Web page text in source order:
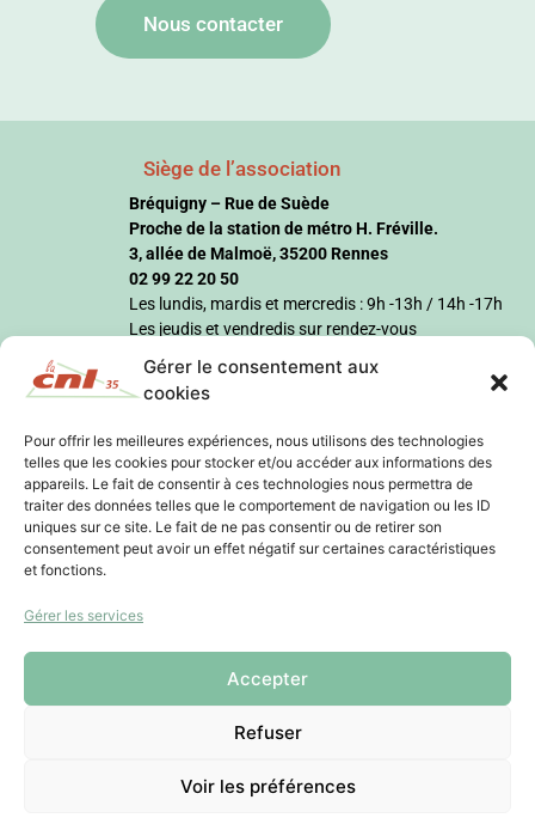
Gérer le consentement aux
cookies
Pour offrir les meilleures expériences, nous utilisons des technologies
telles que les cookies pour stocker et/ou accéder aux informations des
appareils. Le fait de consentir à ces technologies nous permettra de
traiter des données telles que le comportement de navigation ou les ID
uniques sur ce site. Le fait de ne pas consentir ou de retirer son
consentement peut avoir un effet négatif sur certaines caractéristiques
et fonctions.
Gérer les services
Accepter
Refuser
Voir les préférences
Nous contacter
Siège de l’association
Bréquigny – Rue de Suède
Proche de la station de métro H. Fréville.
3, allée de Malmoë, 35200 Rennes
02 99 22 20 50
Les lundis, mardis et mercredis : 9h -13h / 14h -17h
Les jeudis et vendredis sur rendez-vous